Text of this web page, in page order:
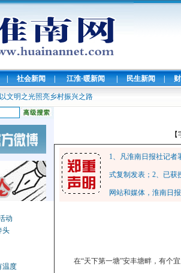
| 社会新闻 | 江淮·暖新闻 | 民生新闻 |
以文明之光照亮乡村振兴之路
动
头
温度
1、凡淮南日报社记
式复制发表；2、已获
网站和媒体，淮南日
在“天下第一塘”安丰塘畔，有个